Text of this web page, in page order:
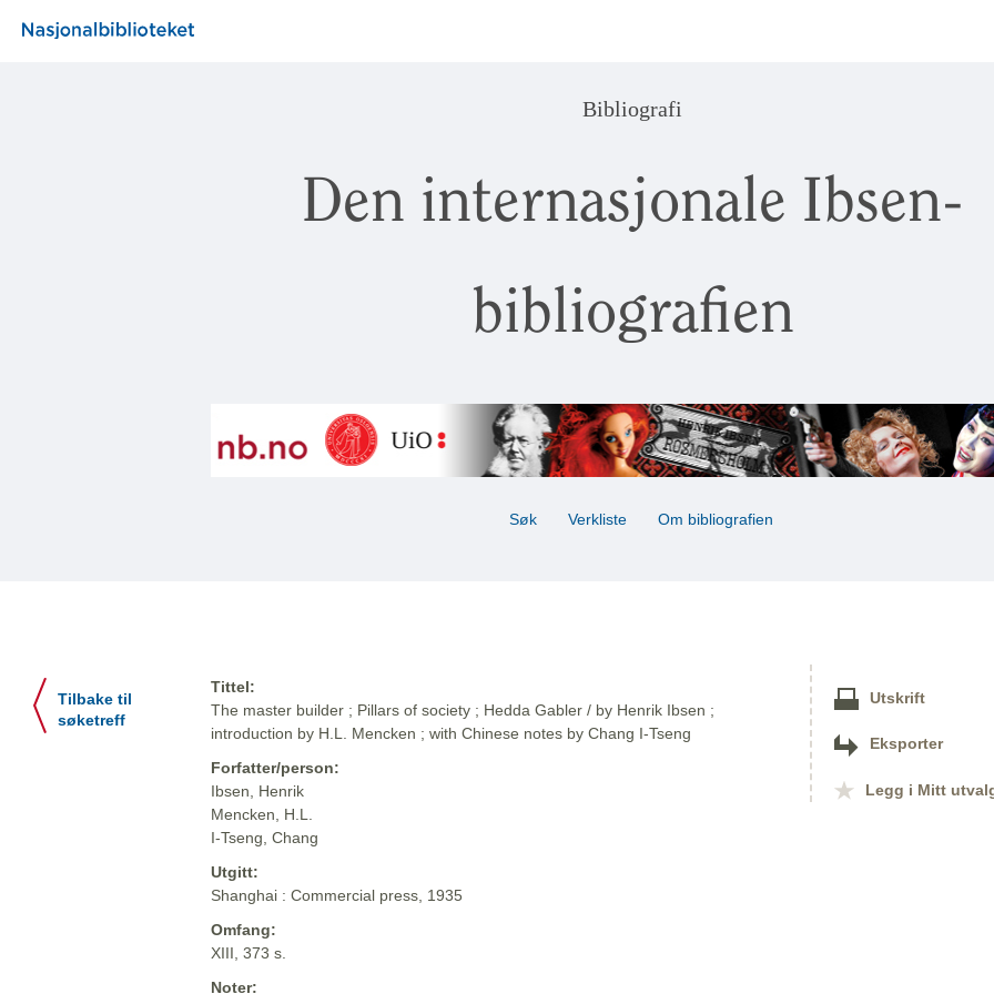
Bibliografi
Den internasjonale Ibsen-
bibliografien
Søk Verkliste Om bibliografien
Tilbake til
søketreff
Tittel:
The master builder ; Pillars of society ; Hedda Gabler / by Henrik Ibsen ;
introduction by H.L. Mencken ; with Chinese notes by Chang I-Tseng
Forfatter/person:
Ibsen, Henrik
Mencken, H.L.
I-Tseng, Chang
Utgitt:
Shanghai : Commercial press, 1935
Omfang:
XIII, 373 s.
Noter:
Utskrift
Eksporter
Legg i Mitt